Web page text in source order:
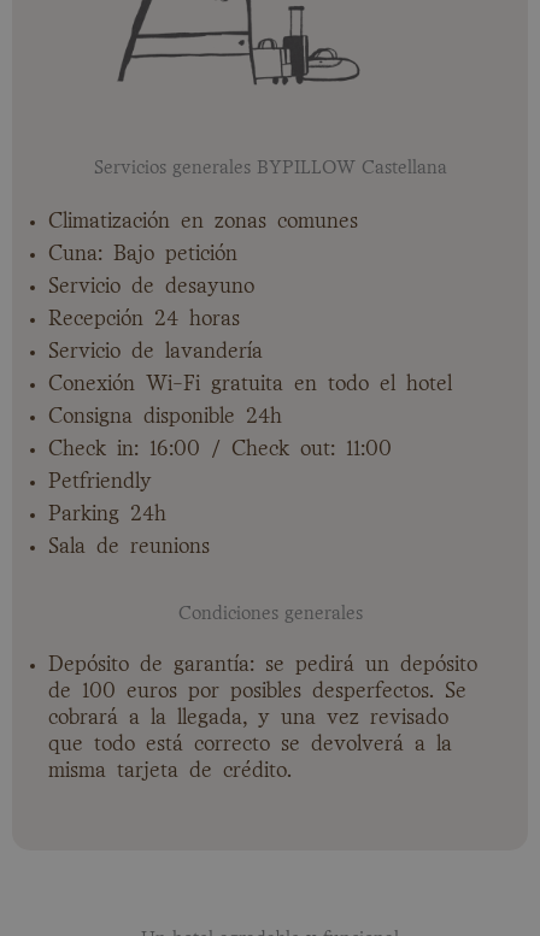
Servicios generales BYPILLOW Castellana
Climatización en zonas comunes
Cuna: Bajo petición
Servicio de desayuno
Recepción 24 horas
Servicio de lavandería
Conexión Wi-Fi gratuita en todo el hotel
Consigna disponible 24h
Check in: 16:00 / Check out: 11:00
Petfriendly
Parking 24h
Sala de reunions
Condiciones generales
Depósito de garantía: se pedirá un depósito
de 100 euros por posibles desperfectos. Se
cobrará a la llegada, y una vez revisado
que todo está correcto se devolverá a la
misma tarjeta de crédito.